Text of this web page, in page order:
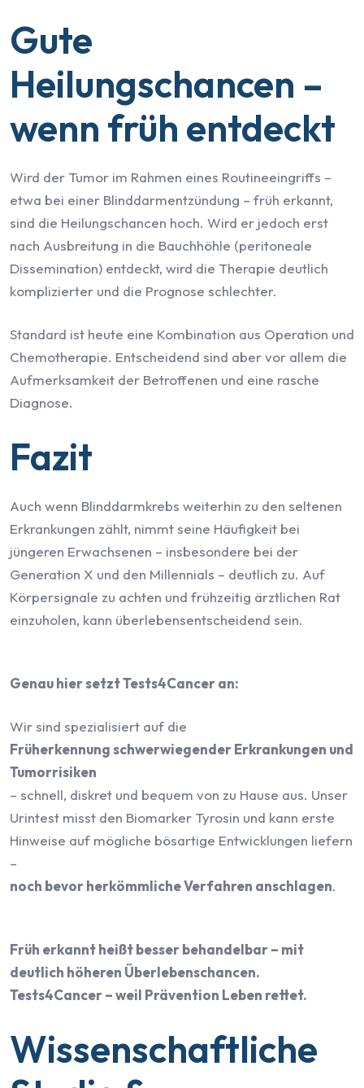
Gute
Heilungschancen –
wenn früh entdeckt
Wird der Tumor im Rahmen eines Routineeingriffs –
etwa bei einer Blinddarmentzündung – früh erkannt,
sind die Heilungschancen hoch. Wird er jedoch erst
nach Ausbreitung in die Bauchhöhle (peritoneale
Dissemination) entdeckt, wird die Therapie deutlich
komplizierter und die Prognose schlechter.
Standard ist heute eine Kombination aus Operation und
Chemotherapie. Entscheidend sind aber vor allem die
Aufmerksamkeit der Betroffenen und eine rasche
Diagnose.
Fazit
Auch wenn Blinddarmkrebs weiterhin zu den seltenen
Erkrankungen zählt, nimmt seine Häufigkeit bei
jüngeren Erwachsenen – insbesondere bei der
Generation X und den Millennials – deutlich zu. Auf
Körpersignale zu achten und frühzeitig ärztlichen Rat
einzuholen, kann überlebensentscheidend sein.
Genau hier setzt Tests4Cancer an:
Wir sind spezialisiert auf die
Früherkennung schwerwiegender Erkrankungen und
Tumorrisiken
– schnell, diskret und bequem von zu Hause aus. Unser
Urintest misst den Biomarker Tyrosin und kann erste
Hinweise auf mögliche bösartige Entwicklungen liefern
–
noch bevor herkömmliche Verfahren anschlagen.
Früh erkannt heißt besser behandelbar – mit
deutlich höheren Überlebenschancen.
Tests4Cancer – weil Prävention Leben rettet.
Wissenschaftliche